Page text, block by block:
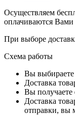
Осуществляем
оплачиваются
При выборе
Схема работы
Вы
Доставка
Вы получаете
Доставка
отправки, вы